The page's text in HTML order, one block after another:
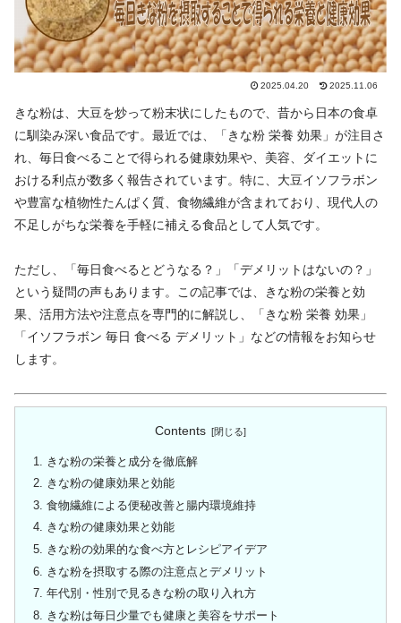
2025.04.20 2025.11.06
きな粉は、大豆を炒って粉末状にしたもので、昔から日本の食卓
に馴染み深い食品です。最近では、「きな粉 栄養 効果」が注目さ
れ、毎日食べることで得られる健康効果や、美容、ダイエットに
おける利点が数多く報告されています。特に、大豆イソフラボン
や豊富な植物性たんぱく質、食物繊維が含まれており、現代人の
不足しがちな栄養を手軽に補える食品として人気です。
ただし、「毎日食べるとどうなる？」「デメリットはないの？」
という疑問の声もあります。この記事では、きな粉の栄養と効
果、活用方法や注意点を専門的に解説し、「きな粉 栄養 効果」
「イソフラボン 毎日 食べる デメリット」などの情報をお知らせ
します。
Contents
きな粉の栄養と成分を徹底解
きな粉の健康効果と効能
食物繊維による便秘改善と腸内環境維持
きな粉の健康効果と効能
きな粉の効果的な食べ方とレシピアイデア
きな粉を摂取する際の注意点とデメリット
年代別・性別で見るきな粉の取り入れ方
きな粉は毎日少量でも健康と美容をサポート